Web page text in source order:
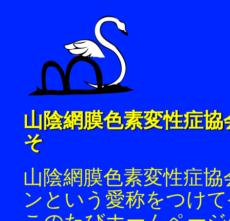
山陰網膜色素変性症
そ
山陰網膜色素変性症
ンという愛称をつけ